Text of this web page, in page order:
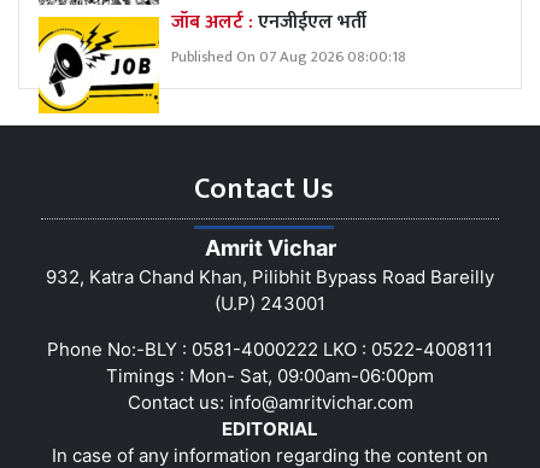
जॉब अलर्ट :एनजीईएल भर्ती
Published On 07 Aug 2026 08:00:18
Contact Us
Amrit Vichar
932, Katra Chand Khan, Pilibhit Bypass Road Bareilly
(U.P) 243001
Phone No:-BLY : 0581-4000222 LKO : 0522-4008111
Timings : Mon- Sat, 09:00am-06:00pm
Contact us: info@amritvichar.com
EDITORIAL
In case of any information regarding the content on